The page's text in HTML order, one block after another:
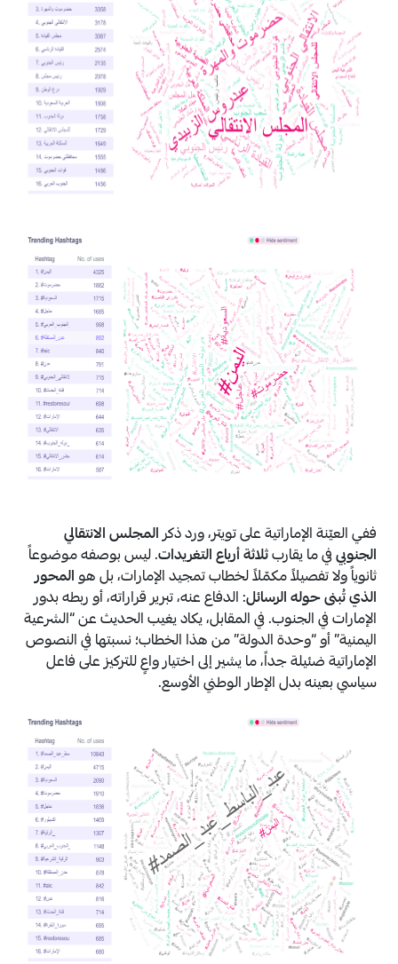
ففي العيّنة الإماراتية على تويتر، ورد ذكرالمجلس الانتقالي
الجنوبيفي ما يقاربثلاثة أرباع التغريدات. ليس بوصفه موضوعاً
ثانوياً ولا تفصيلاً مكمّلاً لخطاب تمجيد الإمارات، بل هوالمحور
الذي تُبنى حوله الرسائل: الدفاع عنه، تبرير قراراته، أو ربطه بدور
الإمارات في الجنوب. في المقابل، يكاد يغيب الحديث عن “الشرعية
اليمنية” أو “وحدة الدولة” من هذا الخطاب؛ نسبتها في النصوص
الإماراتية ضئيلة جداً، ما يشير إلى اختيار واعٍ للتركيز على فاعل
سياسي بعينه بدل الإطار الوطني الأوسع.